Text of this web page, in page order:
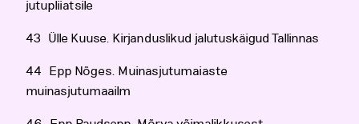
jutupliiatsile
43 Ülle Kuuse. Kirjanduslikud jalutuskäigud Tallinnas
44 Epp Nõges. Muinasjutumaiaste
muinasjutumaailm